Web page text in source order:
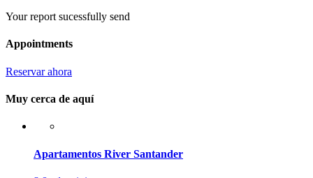
Your report sucessfully send
Appointments
Reservar ahora
Muy cerca de aquí
Apartamentos River Santander